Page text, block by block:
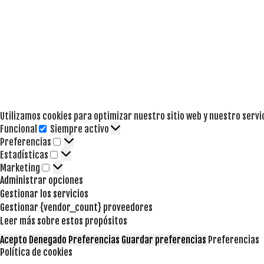
Utilizamos cookies para optimizar nuestro sitio web y nuestro
Funcional
Funcional
Siempre activo
Preferencias
Preferencias
Estadísticas Estadísticas
Marketing Marketing
Administrar opciones
Gestionar los servicios
Gestionar {vendor_count} proveedores
Leer más sobre estos propósitos
Acepto Denegado Preferencias Guardar preferencias Preferencias
Política de cookies